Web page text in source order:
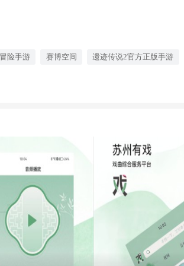
险手游 赛博空间 遗迹传说2官方正版手游